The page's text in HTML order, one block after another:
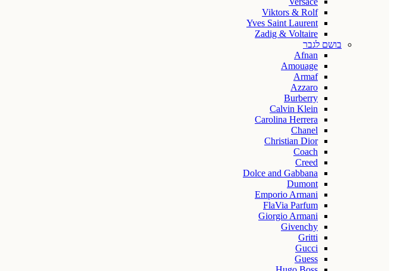
Viktors & Rolf
Yves Saint Laurent
Zadig & Voltaire
בושם לגבר
Afnan
Amouage
Armaf
Azzaro
Burberry
Calvin Klein
Carolina Herrera
Chanel
Christian Dior
Coach
Creed
Dolce and Gabbana
Dumont
Emporio Armani
FlaVia Parfum
Giorgio Armani
Givenchy
Gritti
Gucci
Guess